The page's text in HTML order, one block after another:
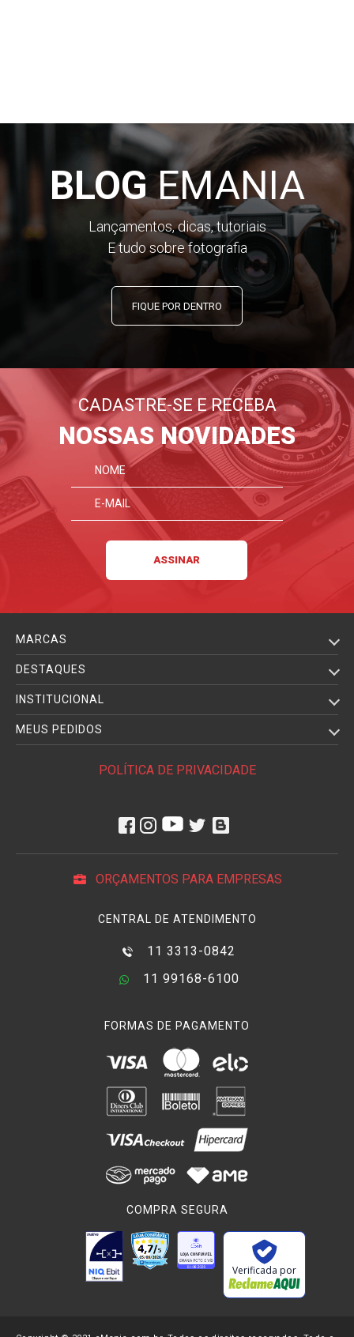
BLOGEMANIA
Lançamentos, dicas, tutoriais
E tudo sobre fotografia
FIQUE POR DENTRO
CADASTRE-SE E RECEBA
NOSSAS NOVIDADES
MARCAS
DESTAQUES
INSTITUCIONAL
MEUS PEDIDOS
POLÍTICA DE PRIVACIDADE
ORÇAMENTOS PARA EMPRESAS
CENTRAL DE ATENDIMENTO
11 3313-0842
11 99168-6100
FORMAS DE PAGAMENTO
COMPRA SEGURA
Verificada por